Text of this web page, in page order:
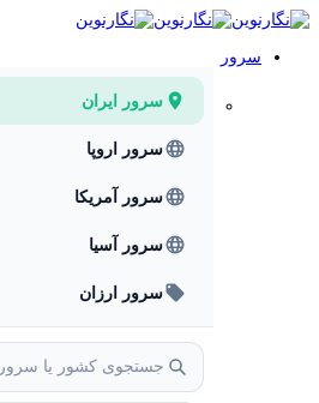
سرور
سرور ایران
سرور اروپا
سرور آمریکا
سرور آسیا
سرور ارزان